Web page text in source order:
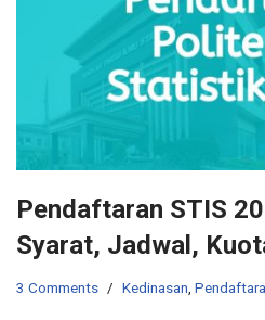
Pendaftaran STIS
Syarat, Jadwal,
3 Comments Kedinasan